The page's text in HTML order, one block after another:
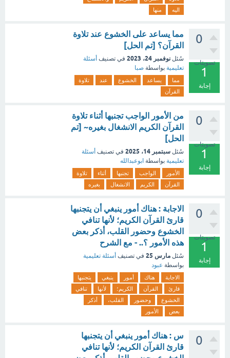
اليه
منها
0
تصويتات
1
إجابة
مما يساعد على الخشوع عند تلاوة
القرآن؟ [تم الحل]
سُئل نوفمبر 24، 2023 في تصنيف أسئلة
تعليمية بواسطة صبا
مما يساعد الخشوع عند
تلاوة
القرآن
0
تصويتات
1
إجابة
من الأمور الواجب تجنبها أثناء تلاوة
القرآن الكريم الانشغال بغيره~ [تم
الحل]
سُئل سبتمبر 14، 2025 في تصنيف أسئلة
تعليمية بواسطة ابوعبدالله
الأمور الواجب تجنبها أثناء
تلاوة
القرآن
الكريم الانشغال بغيره
0
تصويتات
1
إجابة
الاجابة : هناك أمور ينبغي أن يتجنبها
قارئ القرآن الكريم؛ لأنها تنافي
الخشوع وحضور القلب، أذكر بعض
هذه الأمور ؟.. - مع الشرح
سُئل مارس 25 في تصنيف أسئلة تعليمية
بواسطة عبود
الاجابة هناك أمور ينبغي
يتجنبها
قارئ
القرآن الكريم؛ لأنها
تنافي
الخشوع
وحضور القلب،
أذكر
بعض
الأمور
0
س : هناك أمور ينبغي أن يتجنبها
قارئ القرآن الكريم؛ لأنها تنافي